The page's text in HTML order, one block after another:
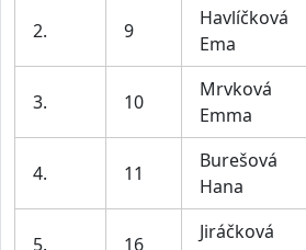
2. 9
Havlíčková
Ema
3. 10
Mrvková
Emma
4. 11
Burešová
Hana
5. 16
Jiráčková